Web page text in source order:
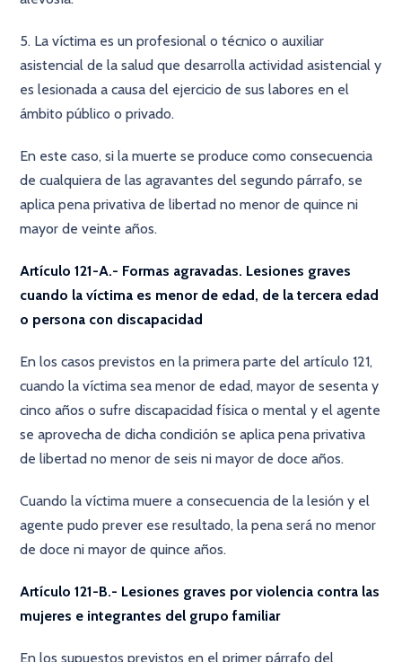
5. La víctima es un profesional o técnico o auxiliar
asistencial de la salud que desarrolla actividad asistencial y
es lesionada a causa del ejercicio de sus labores en el
ámbito público o privado.
En este caso, si la muerte se produce como consecuencia
de cualquiera de las agravantes del segundo párrafo, se
aplica pena privativa de libertad no menor de quince ni
mayor de veinte años.
Artículo 121-A.- Formas agravadas. Lesiones graves
cuando la víctima es menor de edad, de la tercera edad
o persona con discapacidad
En los casos previstos en la primera parte del artículo 121,
cuando la víctima sea menor de edad, mayor de sesenta y
cinco años o sufre discapacidad física o mental y el agente
se aprovecha de dicha condición se aplica pena privativa
de libertad no menor de seis ni mayor de doce años.
Cuando la víctima muere a consecuencia de la lesión y el
agente pudo prever ese resultado, la pena será no menor
de doce ni mayor de quince años.
Artículo 121-B.- Lesiones graves por violencia contra las
mujeres e integrantes del grupo familiar
En los supuestos previstos en el primer párrafo del